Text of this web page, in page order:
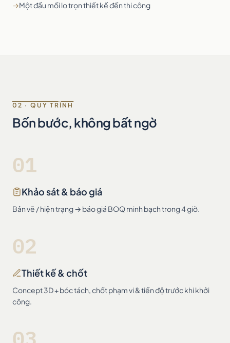
→Một đầu mối lo trọn thiết kế đến thi công
02 · QUY TRÌNH
Bốn bước, không bất ngờ
01
Khảo sát & báo giá
Bản vẽ / hiện trạng → báo giá BOQ minh bạch trong 4 giờ.
02
Thiết kế & chốt
Concept 3D + bóc tách, chốt phạm vi & tiến độ trước khi khởi
công.